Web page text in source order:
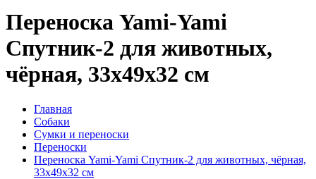
Переноска Yami-Yami
Спутник-2 для животных,
чёрная, 33х49х32 см
Главная
Собаки
Сумки и переноски
Переноски
Переноска Yami-Yami Спутник-2 для животных, чёрная,
33х49х32 см